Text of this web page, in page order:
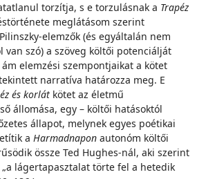
torzítja, s e torzulásnak a Trapéz
meglátásom szerint
elemzők (és egyáltalán nem
van szó) a szöveg költői potenciálját
elemzési szempontjaikat a kötet
narratíva határozza meg. E
és korlát kötet az életmű
állomása, egy – költői hatásoktól
állapot, melynek egyes poétikai
a Harmadnapon autonóm költői
össze Ted Hughes-nál, aki szerint
lágertapasztalat törte fel a hetedik